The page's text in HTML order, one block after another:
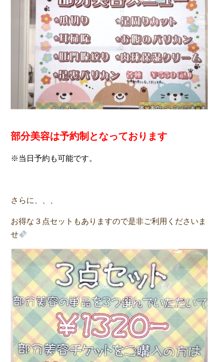
部分美容は予約制となっております
※当日予約も可能です。
さらに、、、
お得な３点セットもありますので是非ご利用くださいま
せ